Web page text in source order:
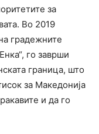
за
Во 2019
градежните
го заврши
граница, што
за Македонија
и да го